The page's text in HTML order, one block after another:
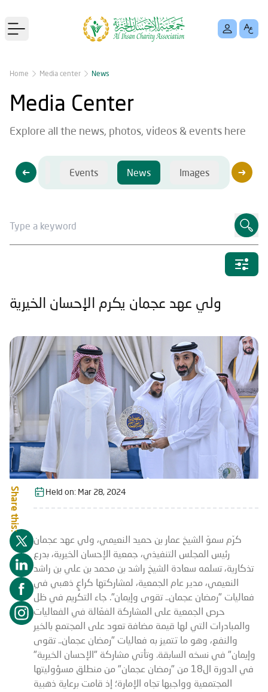
Open main menu
Home Media center News
Media Center
Explore all the news, photos, videos & events here
Videos Events News Images Videos
ولي عهد عجمان يكرم الإحسان الخيرية
Share this: Held on: Mar 28, 2024
كرّم سموّ الشيخ عمار بن حميد النعيمي، ولي عهد عجمان
رئيس المجلس التنفيذي، جمعية الإحسان الخيرية، بدرع
تذكارية، تسلمه سعادة الشيخ راشد بن محمد بن علي بن راشد
النعيمي، مدير عام الجمعية، لمشاركتها كراعٍ ذهبي في
فعاليات "رمضان عجمان.. تقوى وإيمان". جاء التكريم في ظل
حرص الجمعية على المشاركة الفعّالة في الفعاليات
والمبادرات التي لها قيمة مضافة تعود على المجتمع بالخير
والنفع، وهو ما تتميز به فعاليات "رمضان عجمان.. تقوى
وإيمان" في نسخه السابقة. وتأتي مشاركة "الإحسان الخيرية"
في الدورة ال18 من "رمضان عجمان" من منطلق مسؤوليتها
المجتمعية وواجبها تجاه الإمارة؛ إذ قامت برعاية ذهبية